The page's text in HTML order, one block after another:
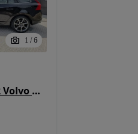
1 / 6
Volvo V60 2.0 D2 Volvo Ocean Race